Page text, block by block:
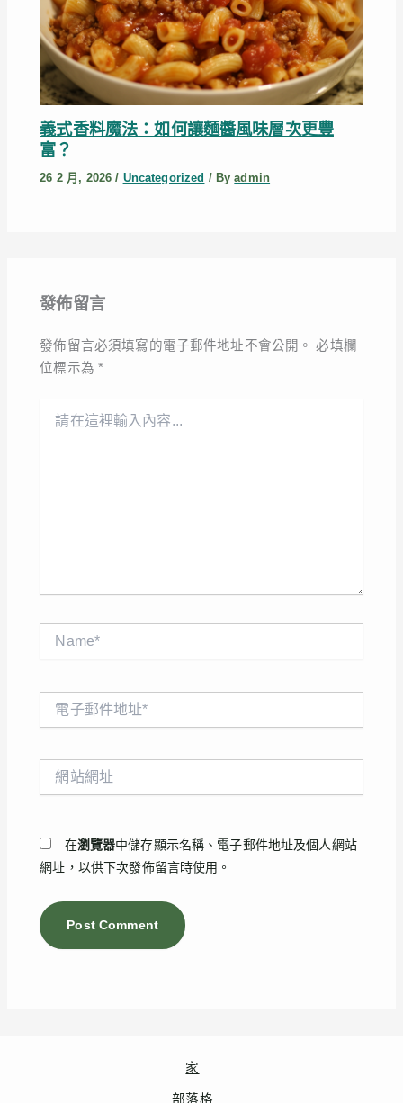
義式香料魔法：如何讓麵醬風味層次更豐
富？
26 2 月, 2026/ Uncategorized / Byadmin
發佈留言
發佈留言必須填寫的電子郵件地址不會公開。 必填欄
位標示為*
Name*
在瀏覽器中儲存顯示名稱、電子郵件地址及個人網站
網址，以供下次發佈留言時使用。
家
部落格